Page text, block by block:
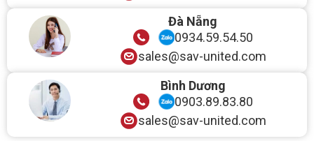
Đà Nẵng
0934.59.54.50
sales@sav-united.com
Bình Dương
0903.89.83.80
sales@sav-united.com